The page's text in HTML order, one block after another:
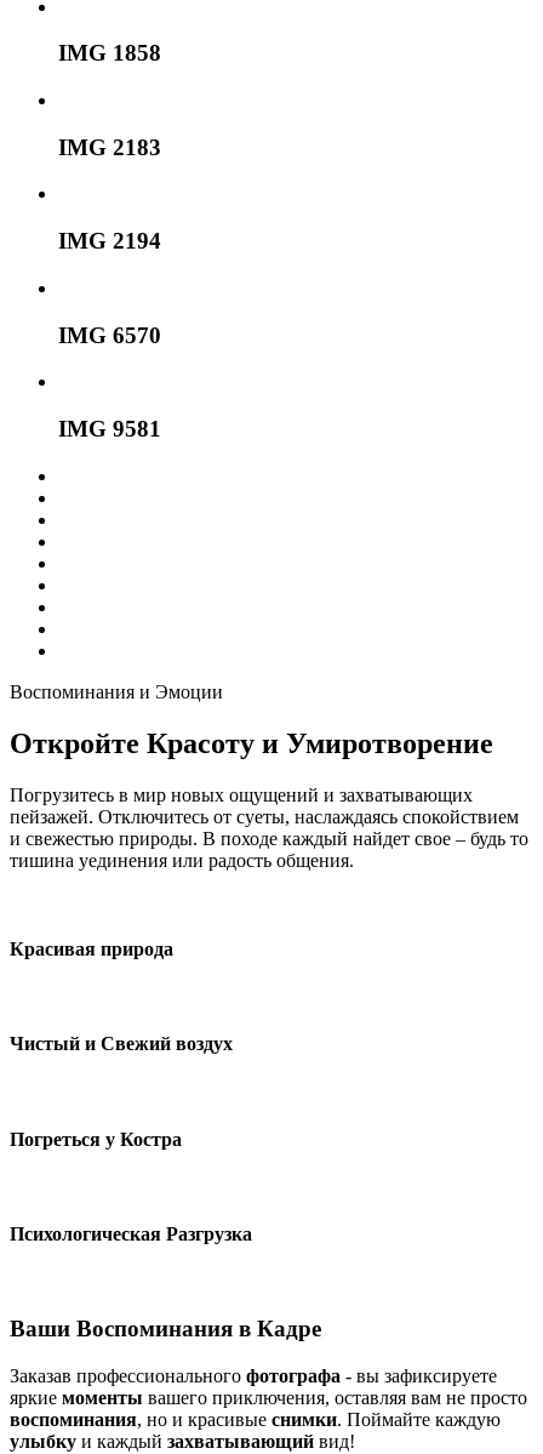
IMG 1858
IMG 2183
IMG 2194
IMG 6570
IMG 9581
Воспоминания и Эмоции
Откройте Красоту и Умиротворение
Погрузитесь в мир новых ощущений и захватывающих
пейзажей. Отключитесь от суеты, наслаждаясь спокойствием
и свежестью природы. В походе каждый найдет свое – будь то
тишина уединения или радость общения.
Красивая природа
Чистый и Свежий воздух
Погреться у Костра
Психологическая Разгрузка
Ваши Воспоминания в Кадре
Заказав профессионального фотографа - вы зафиксируете
яркие моменты вашего приключения, оставляя вам не просто
воспоминания, но и красивые снимки. Поймайте каждую
улыбку и каждый захватывающий вид!